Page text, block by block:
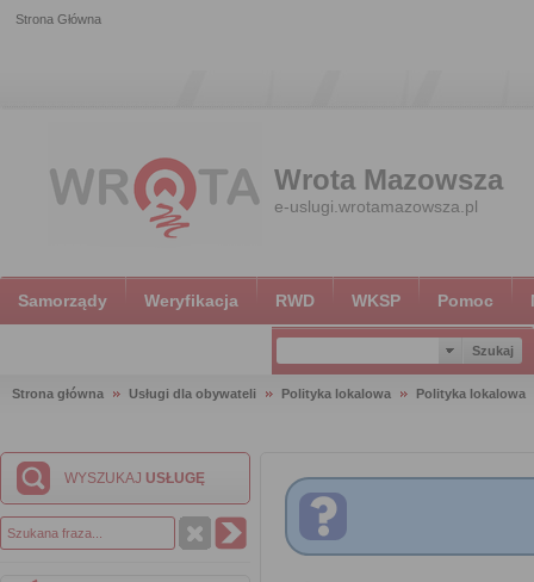
Strona Główna
Wrota Mazowsza
e-uslugi.wrotamazowsza.pl
Samorządy Weryfikacja RWD WKSP Pomoc
Strona główna Usługi dla obywateli Polityka lokalowa Polityka lokalowa
WYSZUKAJ USŁUGĘ